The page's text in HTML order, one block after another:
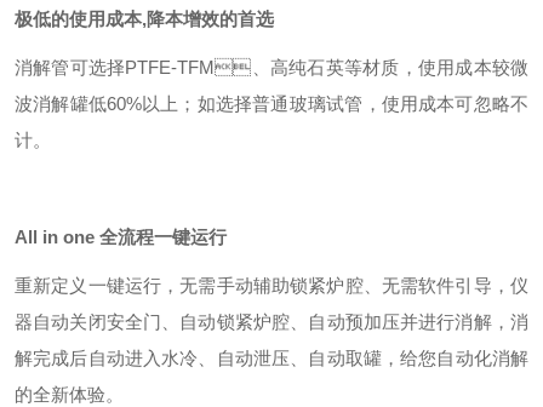
极低的使用成本,降本增效的首选
消解管可选择PTFE-TFM、高纯石英等材质，使用成本较微
波消解罐低60%以上；如选择普通玻璃试管，使用成本可忽略不
计。
All in one 全流程一键运行
重新定义一键运行，无需手动辅助锁紧炉腔、无需软件引导，仪
器自动关闭安全门、自动锁紧炉腔、自动预加压并进行消解，消
解完成后自动进入水冷、自动泄压、自动取罐，给您自动化消解
的全新体验。